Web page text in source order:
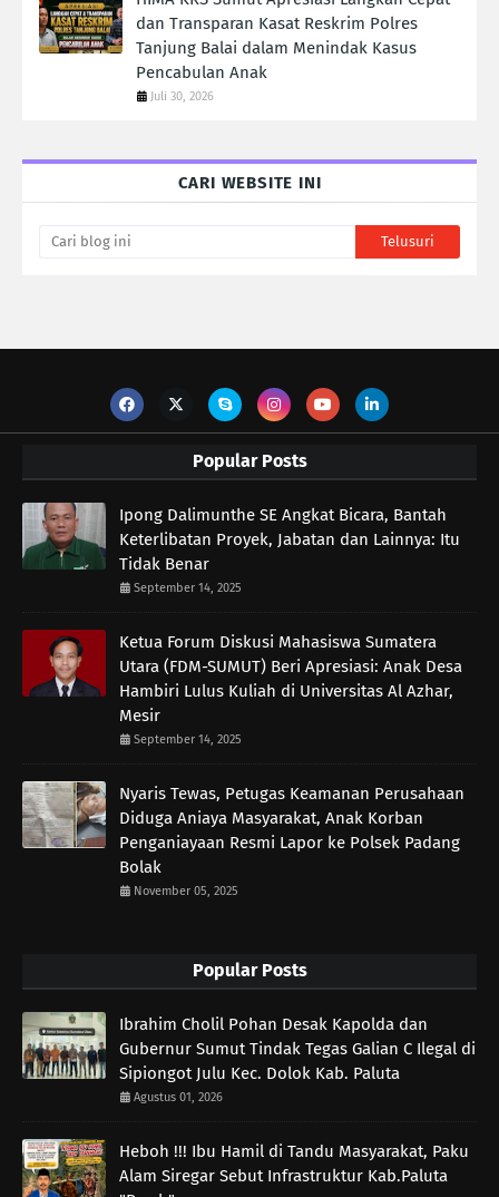
dan Transparan Kasat Reskrim Polres
Tanjung Balai dalam Menindak Kasus
Pencabulan Anak
Juli 30, 2026
CARI WEBSITE INI
Popular Posts
Ipong Dalimunthe SE Angkat Bicara, Bantah
Keterlibatan Proyek, Jabatan dan Lainnya: Itu
Tidak Benar
September 14, 2025
Ketua Forum Diskusi Mahasiswa Sumatera
Utara (FDM-SUMUT) Beri Apresiasi: Anak Desa
Hambiri Lulus Kuliah di Universitas Al Azhar,
Mesir
September 14, 2025
Nyaris Tewas, Petugas Keamanan Perusahaan
Diduga Aniaya Masyarakat, Anak Korban
Penganiayaan Resmi Lapor ke Polsek Padang
Bolak
November 05, 2025
Popular Posts
Ibrahim Cholil Pohan Desak Kapolda dan
Gubernur Sumut Tindak Tegas Galian C Ilegal di
Sipiongot Julu Kec. Dolok Kab. Paluta
Agustus 01, 2026
Heboh !!! Ibu Hamil di Tandu Masyarakat, Paku
Alam Siregar Sebut Infrastruktur Kab.Paluta